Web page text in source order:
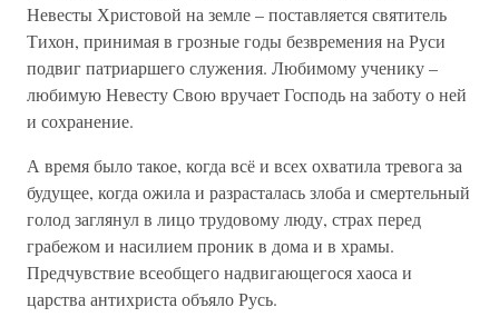
Невесты Христовой на земле – поставляется святитель
Тихон, принимая в грозные годы безвремения на Руси
подвиг патриаршего служения. Любимому ученику –
любимую Невесту Свою вручает Господь на заботу о ней
и сохранение.
А время было такое, когда всё и всех охватила тревога за
будущее, когда ожила и разрасталась злоба и смертельный
голод заглянул в лицо трудовому люду, страх перед
грабежом и насилием проник в дома и в храмы.
Предчувствие всеобщего надвигающегося хаоса и
царства антихриста объяло Русь.